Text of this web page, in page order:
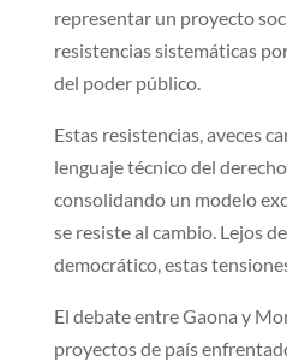
representar un proyecto
resistencias sistemáticas
del poder público.
Estas resistencias, aveces
lenguaje técnico del
consolidando un modelo
se resiste al cambio. Lejos
democrático, estas
El debate entre Gaona y
proyectos de país